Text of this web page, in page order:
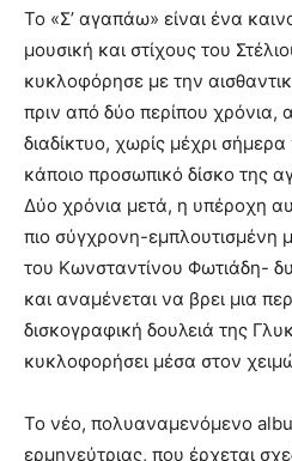
Το «Σ’ αγαπάω» είναι ένα
μουσική και στίχους του
κυκλοφόρησε με την
πριν από δύο περίπου χρόνια,
διαδίκτυο, χωρίς μέχρι
κάποιο προσωπικό δίσκο της
Δύο χρόνια μετά, η υπέροχη
πιο σύγχρονη-εμπλουτισμένη
του Κωνσταντίνου Φωτιάδη-
και αναμένεται να βρει μια
δισκογραφική δουλειά της
κυκλοφορήσει μέσα στον
Το νέο, πολυαναμενόμενο
ερμηνεύτριας, που έρχεται